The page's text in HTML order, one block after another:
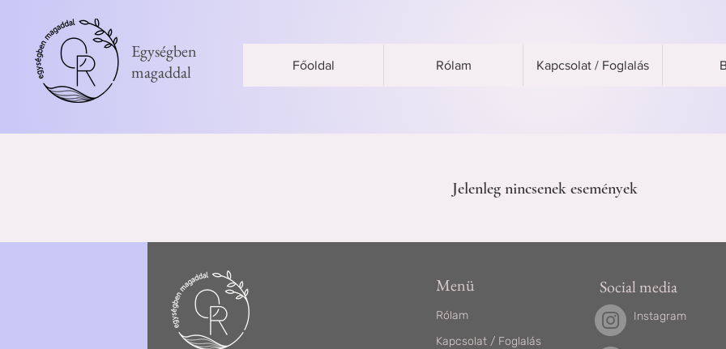
Egységben
magaddal
Főoldal Rólam Kapcsolat / Foglalás
Jelenleg nincsenek események
Menü
Rólam
Kapcsolat / Foglalás
Social media
Instagram